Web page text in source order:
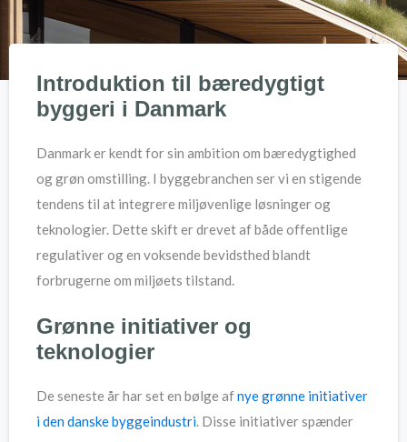
Introduktion til bæredygtigt
byggeri i Danmark
Danmark er kendt for sin ambition om bæredygtighed
og grøn omstilling. I byggebranchen ser vi en stigende
tendens til at integrere miljøvenlige løsninger og
teknologier. Dette skift er drevet af både offentlige
regulativer og en voksende bevidsthed blandt
forbrugerne om miljøets tilstand.
Grønne initiativer og
teknologier
De seneste år har set en bølge afnye grønne initiativer
i den danske byggeindustri. Disse initiativer spænder